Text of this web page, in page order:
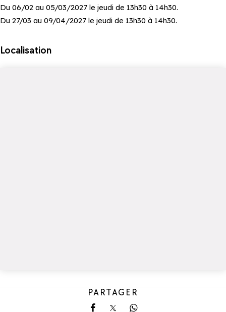
Du 06/02 au 05/03/2027 le jeudi de 13h30 à 14h30.
Du 27/03 au 09/04/2027 le jeudi de 13h30 à 14h30.
Localisation
PARTAGER